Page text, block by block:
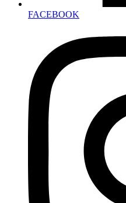
FACEBOOK